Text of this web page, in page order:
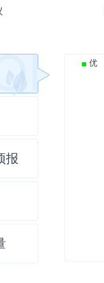
报
优